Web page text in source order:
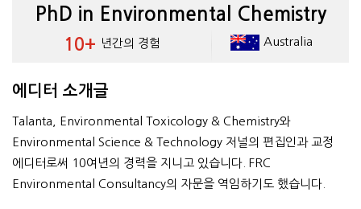
회사
Academy
PhD in Environmental Chemistry
10+ 년간의 경험 Australia
에디터 소개글
Talanta, Environmental Toxicology & Chemistry와
Environmental Science & Technology 저널의 편집인과 교정
에디터로써 10여년의 경력을 지니고 있습니다. FRC
Environmental Consultancy의 자문을 역임하기도 했습니다.